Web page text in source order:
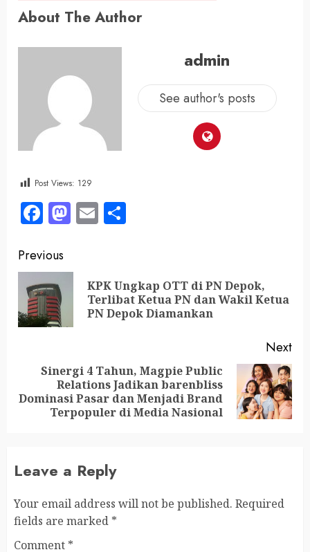
About The Author
admin
See author's posts
Post Views: 129
Facebook
Mastodon
Email
Previous
KPK Ungkap OTT di PN Depok,
Terlibat Ketua PN dan Wakil Ketua
PN Depok Diamankan
Next
Sinergi 4 Tahun, Magpie Public
Relations Jadikan barenbliss
Dominasi Pasar dan Menjadi Brand
Terpopuler di Media Nasional
Leave a Reply
Your email address will not be published. Required
fields are marked *
Comment *